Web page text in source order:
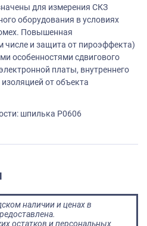
для измерения СКЗ
оборудования в условиях
Повышенная
и защита от пироэффекта)
особенностями сдвигового
платы, внутреннего
от объекта
шпилька P0606
наличии и ценах в
остатков и персональных